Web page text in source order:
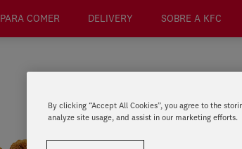
PARA COMER DELIVERY SOBRE A KFC
By clicking “Accept All Cookies”, you agree to the
analyze site usage, and assist in our marketing efforts.